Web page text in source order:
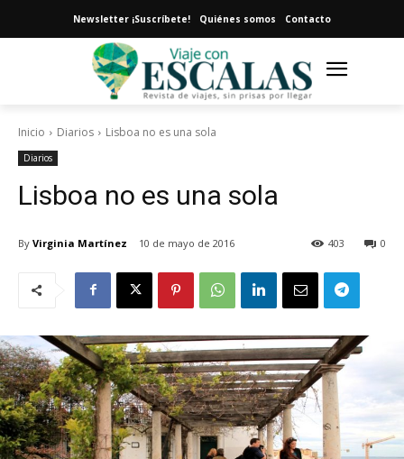
Newsletter ¡Suscríbete! Quiénes somos Contacto
Inicio Diarios Lisboa no es una sola
Diarios
Lisboa no es una sola
By Virginia Martínez 10 de mayo de 2016 0
403